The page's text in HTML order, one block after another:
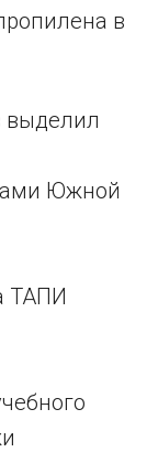
в
выделил
Южной
ТАПИ